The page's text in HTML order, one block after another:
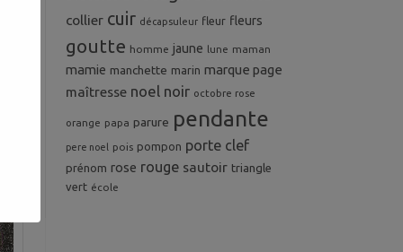
collier cuir décapsuleur fleur fleurs
goutte homme jaune lune maman
mamie manchette marin marque page
maîtresse noel noir octobre rose
orange papa parure pendante
pere noel pois pompon porte clef
prénom rose rouge sautoir triangle
vert école